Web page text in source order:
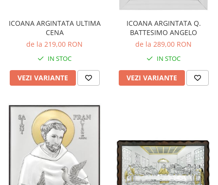
ICOANA ARGINTATA ULTIMA
CENA
de la 219,00 RON
IN STOC
VEZI VARIANTE
ICOANA ARGINTATA Q.
BATTESIMO ANGELO
de la 289,00 RON
IN STOC
VEZI VARIANTE